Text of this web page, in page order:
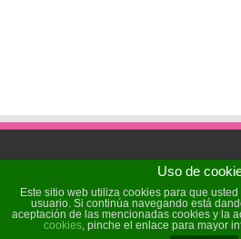
Powered bySochicat|
© Copyright 2026, All
Uso de
Este sitio web utiliza cookies para que
usuario. Si continúa navegando está
aceptación de las mencionadas cookies y la
cookies, pinche el enlace para mayor